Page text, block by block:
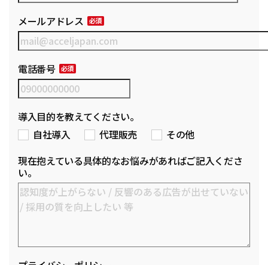
メールアドレス
電話番号
導入目的を教えてください。
自社導入
代理販売
その他
現在抱えている具体的なお悩みがあればご記入くださ
い。